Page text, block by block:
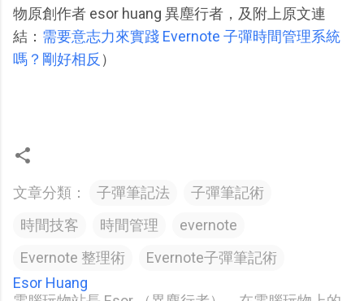
物原創作者 esor huang 異塵行者，及附上原文連
結： 需要意志力來實踐 Evernote 子彈時間管理系統
嗎？剛好相反 ）
文章分類： 子彈筆記法
子彈筆記術
時間技客
時間管理
evernote
Evernote 整理術
Evernote子彈筆記術
Esor Huang